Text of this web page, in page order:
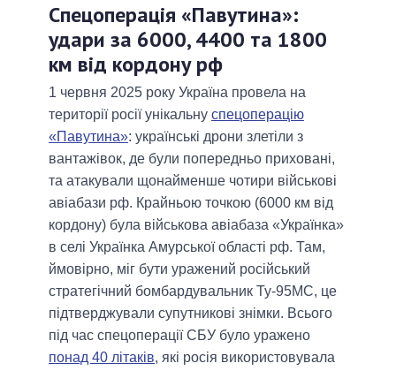
Спецоперація «Павутина»:
удари за 6000, 4400 та 1800
км від кордону рф
1 червня 2025 року Україна провела на
території росії унікальну спецоперацію
«Павутина»: українські дрони злетіли з
вантажівок, де були попередньо приховані,
та атакували щонайменше чотири військові
авіабази рф. Крайньою точкою (6000 км від
кордону) була військова авіабаза «Українка»
в селі Українка Амурської області рф. Там,
ймовірно, міг бути уражений російський
стратегічний бомбардувальник Ту-95МС, це
підтверджували супутникові знімки. Всього
під час спецоперації СБУ було уражено
понад 40 літаків, які росія використовувала